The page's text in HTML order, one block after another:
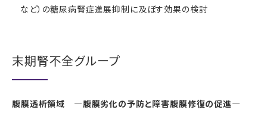
など）の糖尿病腎症進展抑制に及ぼす効果の検討
末期腎不全グループ
腹膜透析領域 ―腹膜劣化の予防と障害腹膜修復の促進―